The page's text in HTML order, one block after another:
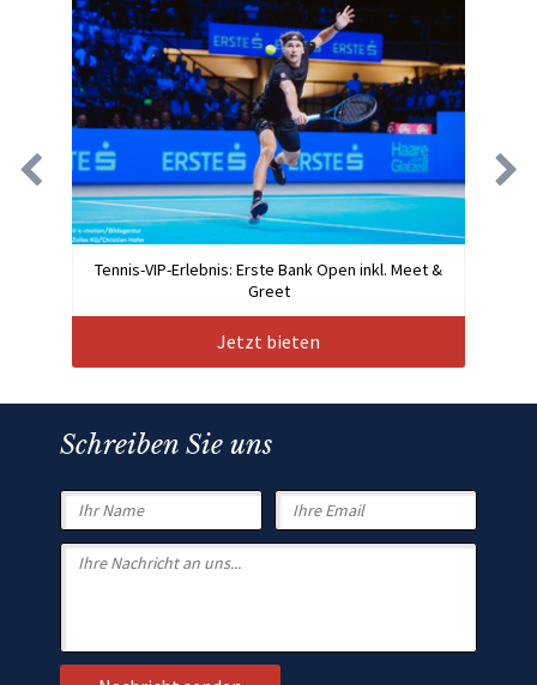
Tennis-VIP-Erlebnis: Erste Bank Open inkl. Meet &
Greet
Jetzt bieten
Schreiben Sie uns